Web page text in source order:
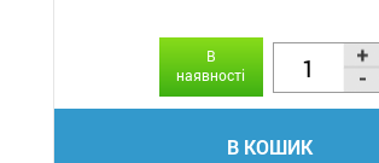
В
наявності
В КОШИК